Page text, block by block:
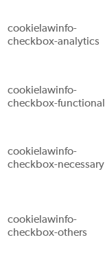
cookielawinfo-
checkbox-analytics
cookielawinfo-
checkbox-functional
cookielawinfo-
checkbox-necessary
cookielawinfo-
checkbox-others